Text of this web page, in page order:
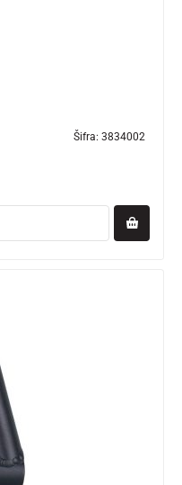
Šifra: 3834002